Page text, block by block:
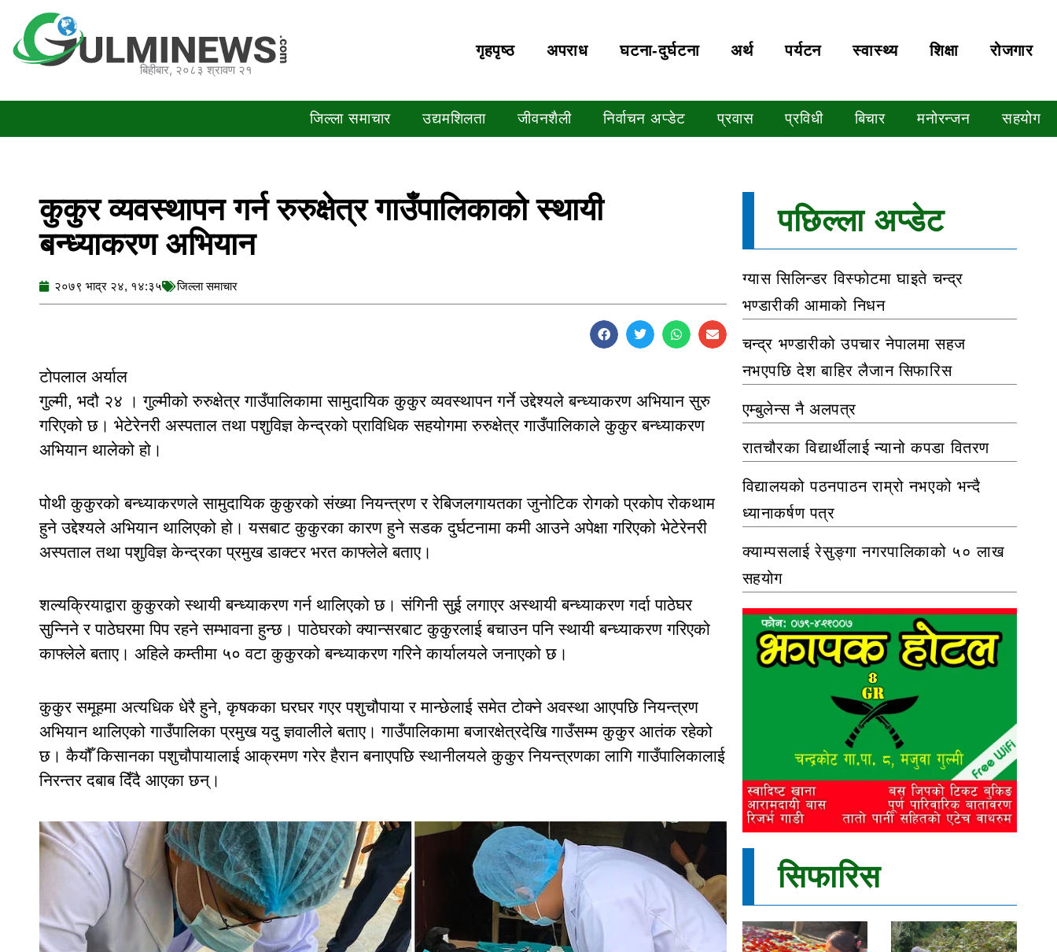
content
बिहीबार, २०८३ श्रावण २१
गृहपृष्‍ठ अपराध घटना-दुर्घटना अर्थ पर्यटन स्वास्थ्य शिक्षा रोजगार
जिल्ला समाचार उद्यमशिलता जीवनशैली निर्वाचन अप्डेट प्रवास प्रविधी बिचार मनोरन्जन सहयोग
कुकुर व्यवस्थापन गर्न रुरुक्षेत्र गाउँपालिकाको स्थायी
बन्ध्याकरण अभियान
२०७९ भाद्र २४, १४:३५ जिल्ला समाचार
टोपलाल अर्याल
गुल्मी, भदौ २४ । गुल्मीको रुरुक्षेत्र गाउँपालिकामा सामुदायिक कुकुर व्यवस्थापन गर्ने उद्देश्यले बन्ध्याकरण अभियान सुरु
गरिएको छ। भेटेरेनरी अस्पताल तथा पशुविज्ञ केन्द्रको प्राविधिक सहयोगमा रुरुक्षेत्र गाउँपालिकाले कुकुर बन्ध्याकरण
अभियान थालेको हो।
पोथी कुकुरको बन्ध्याकरणले सामुदायिक कुकुरको संख्या नियन्त्रण र रेबिजलगायतका जुनोटिक रोगको प्रकोप रोकथाम
हुने उद्देश्यले अभियान थालिएको हो। यसबाट कुकुरका कारण हुने सडक दुर्घटनामा कमी आउने अपेक्षा गरिएको भेटेरेनरी
अस्पताल तथा पशुविज्ञ केन्द्रका प्रमुख डाक्टर भरत काफ्लेले बताए।
शल्यक्रियाद्वारा कुकुरको स्थायी बन्ध्याकरण गर्न थालिएको छ। संगिनी सुई लगाएर अस्थायी बन्ध्याकरण गर्दा पाठेघर
सुन्निने र पाठेघरमा पिप रहने सम्भावना हुन्छ। पाठेघरको क्यान्सरबाट कुकुरलाई बचाउन पनि स्थायी बन्ध्याकरण गरिएको
काफ्लेले बताए। अहिले कम्तीमा ५० वटा कुकुरको बन्ध्याकरण गरिने कार्यालयले जनाएको छ।
कुकुर समूहमा अत्यधिक धेरै हुने, कृषकका घरघर गएर पशुचौपाया र मान्छेलाई समेत टोक्ने अवस्था आएपछि नियन्त्रण
अभियान थालिएको गाउँपालिका प्रमुख यदु ज्ञवालीले बताए। गाउँपालिकामा बजारक्षेत्रदेखि गाउँसम्म कुकुर आतंक रहेको
छ। कैयौँ किसानका पशुचौपायालाई आक्रमण गरेर हैरान बनाएपछि स्थानीलयले कुकुर नियन्त्रणका लागि गाउँपालिकालाई
निरन्तर दबाब दिँदै आएका छन्।
पछिल्ला अप्डेट
ग्यास सिलिन्डर विस्फोटमा घाइते चन्द्र
भण्डारीकी आमाको निधन
चन्द्र भण्डारीको उपचार नेपालमा सहज
नभएपछि देश बाहिर लैजान सिफारिस
एम्बुलेन्स नै अलपत्र
रातचौरका विद्यार्थीलाई न्यानो कपडा वितरण
विद्यालयको पठनपाठन राम्रो नभएको भन्दै
ध्यानाकर्षण पत्र
क्याम्पसलाई रेसुङ्गा नगरपालिकाको ५० लाख
सहयोग
सिफारिस